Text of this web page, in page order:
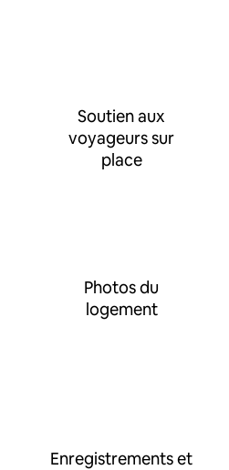
Soutien aux
voyageurs sur
place
Photos du
logement
Enregistrements et